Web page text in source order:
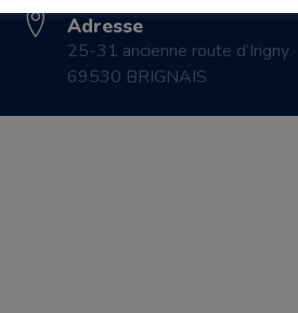
Adresse
25-31 ancienne route d’Irigny
69530 BRIGNAIS